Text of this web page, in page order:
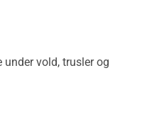
ikke kan bære
mennesker kan finde
kun har fungeret.Et sted,
under vold, trusler og